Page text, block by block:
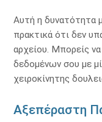
Αυτή η δυνατότητα
πρακτικά ότι δεν
αρχείου. Μπορείς
δεδομένων σου με
χειροκίνητης
Αξεπέραστη